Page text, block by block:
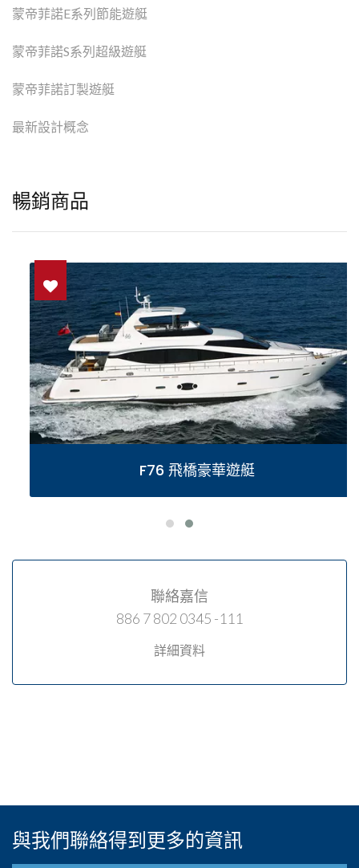
蒙帝菲諾E系列節能遊艇
蒙帝菲諾S系列超級遊艇
蒙帝菲諾訂製遊艇
最新設計概念
暢銷商品
F76 飛橋豪華遊艇
聯絡嘉信
886 7 802 0345 -111
詳細資料
與我們聯絡得到更多的資訊